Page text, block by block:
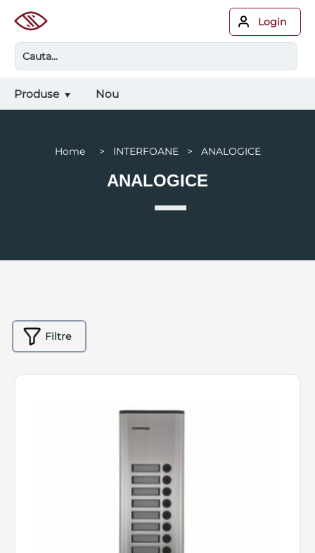
Login
Produse Nou
Home > INTERFOANE > ANALOGICE
ANALOGICE
Filtre